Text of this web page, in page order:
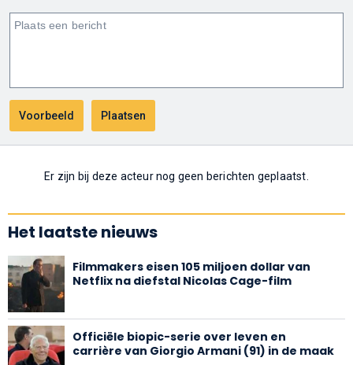
Er zijn bij deze acteur nog geen berichten geplaatst.
Het laatste nieuws
Filmmakers eisen 105 miljoen dollar van
Netflix na diefstal Nicolas Cage-film
Officiële biopic-serie over leven en
carrière van Giorgio Armani (91) in de maak